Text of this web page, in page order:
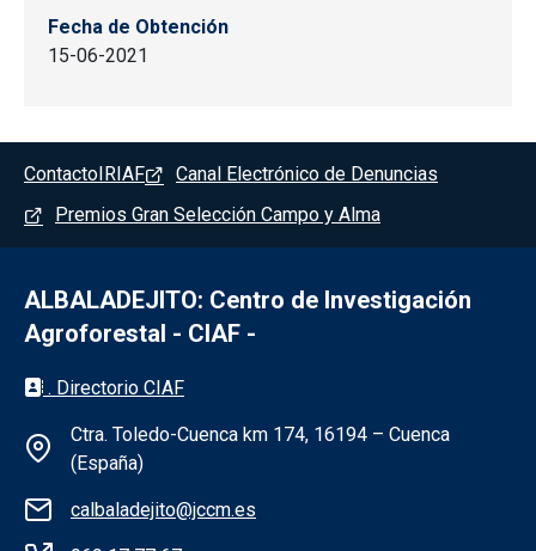
Fecha de Obtención
15-06-2021
Pie de pagina - Albaladejito
Contacto IRIAF
Canal Electrónico de Denuncias
Premios Gran Selección Campo y Alma
ALBALADEJITO: Centro de Investigación
Agroforestal - CIAF -
Información de la institución -
. Directorio CIAF
Ctra. Toledo-Cuenca km 174, 16194 – Cuenca
(España)
calbaladejito@jccm.es